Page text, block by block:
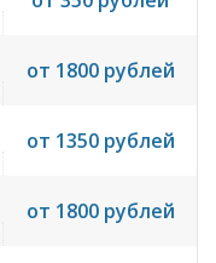
от 1800 рублей
от 1350 рублей
от 1800 рублей